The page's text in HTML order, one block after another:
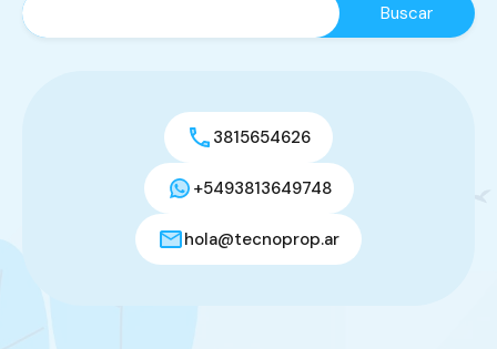
3815654626
+5493813649748
hola@tecnoprop.ar